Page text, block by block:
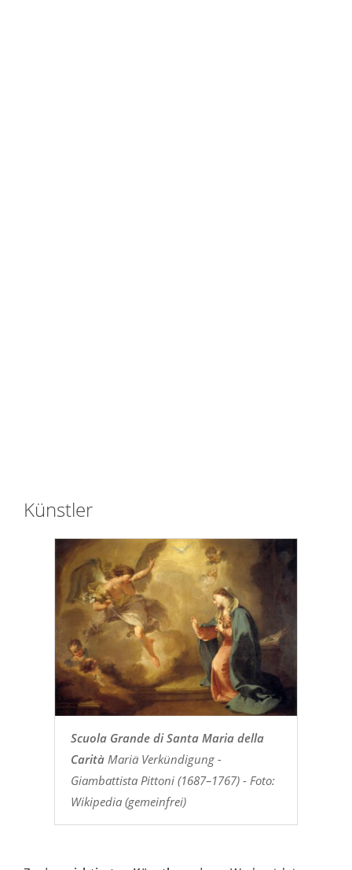
Künstler
Scuola Grande di Santa Maria della
CaritàMariä Verkündigung -
Giambattista Pittoni (1687–1767) - Foto:
Wikipedia (gemeinfrei)